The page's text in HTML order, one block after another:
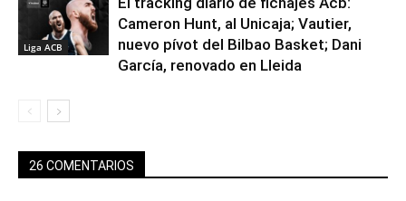
Liga ACB
Cameron Hunt, al Unicaja; Vautier,
nuevo pívot del Bilbao Basket; Dani
García, renovado en Lleida
26 COMENTARIOS